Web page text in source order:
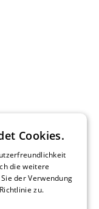
Cookies.
die weitere
der Verwendung
zu.